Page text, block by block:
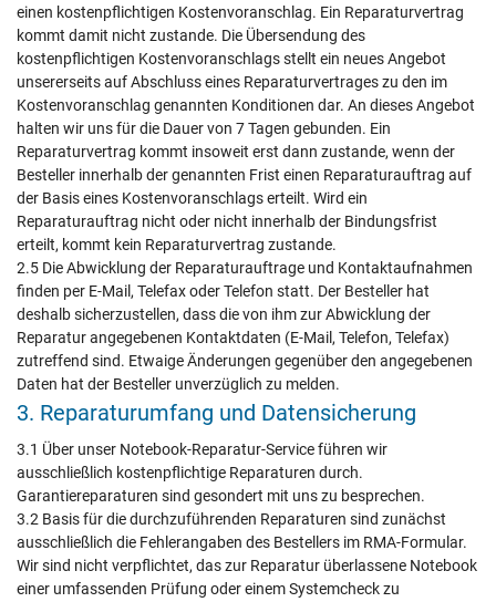
einen kostenpflichtigen Kostenvoranschlag. Ein Reparaturvertrag
kommt damit nicht zustande. Die Übersendung des
kostenpflichtigen Kostenvoranschlags stellt ein neues Angebot
unsererseits auf Abschluss eines Reparaturvertrages zu den im
Kostenvoranschlag genannten Konditionen dar. An dieses Angebot
halten wir uns für die Dauer von 7 Tagen gebunden. Ein
Reparaturvertrag kommt insoweit erst dann zustande, wenn der
Besteller innerhalb der genannten Frist einen Reparaturauftrag auf
der Basis eines Kostenvoranschlags erteilt. Wird ein
Reparaturauftrag nicht oder nicht innerhalb der Bindungsfrist
erteilt, kommt kein Reparaturvertrag zustande.
2.5 Die Abwicklung der Reparaturauftrage und Kontaktaufnahmen
finden per E-Mail, Telefax oder Telefon statt. Der Besteller hat
deshalb sicherzustellen, dass die von ihm zur Abwicklung der
Reparatur angegebenen Kontaktdaten (E-Mail, Telefon, Telefax)
zutreffend sind. Etwaige Änderungen gegenüber den angegebenen
Daten hat der Besteller unverzüglich zu melden.
3. Reparaturumfang und Datensicherung
3.1 Über unser Notebook-Reparatur-Service führen wir
ausschließlich kostenpflichtige Reparaturen durch.
Garantiereparaturen sind gesondert mit uns zu besprechen.
3.2 Basis für die durchzuführenden Reparaturen sind zunächst
ausschließlich die Fehlerangaben des Bestellers im RMA-Formular.
Wir sind nicht verpflichtet, das zur Reparatur überlassene Notebook
einer umfassenden Prüfung oder einem Systemcheck zu